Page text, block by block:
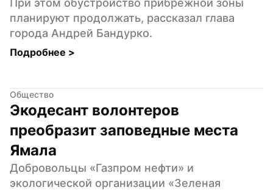
При этом обустройство прибрежной зоны
планируют продолжать, рассказал глава
города Андрей Бандурко.
Подробнее >
Общество
Экодесант волонтеров
преобразит заповедные места
Ямала
Добровольцы «Газпром нефти» и
экологической организации «Зеленая